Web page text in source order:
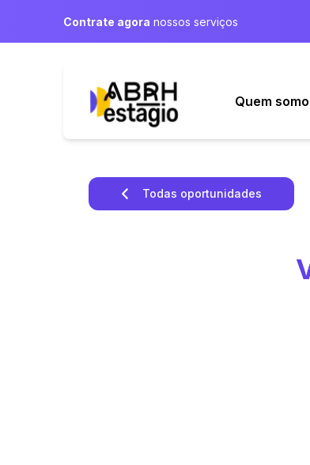
Contrate agora nossos serviços
Quem
Todas oportunidades